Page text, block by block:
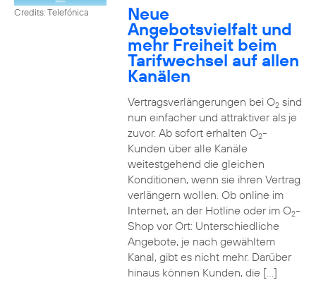
Credits: Telefónica Neue
Angebotsvielfalt und
mehr Freiheit beim
Tarifwechsel auf allen
Kanälen
Vertragsverlängerungen bei O2sind
nun einfacher und attraktiver als je
zuvor. Ab sofort erhalten O2-
Kunden über alle Kanäle
weitestgehend die gleichen
Konditionen, wenn sie ihren Vertrag
verlängern wollen. Ob online im
Internet, an der Hotline oder im O2-
Shop vor Ort: Unterschiedliche
Angebote, je nach gewähltem
Kanal, gibt es nicht mehr. Darüber
hinaus können Kunden, die […]